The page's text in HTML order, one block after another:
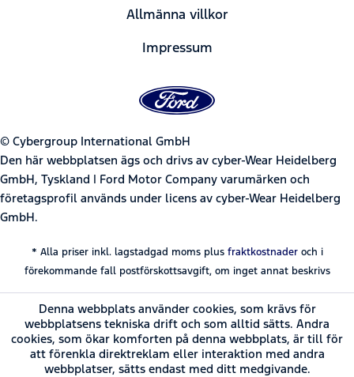
Allmänna villkor
Impressum
© Cybergroup International GmbH
Den här webbplatsen ägs och drivs av cyber-Wear Heidelberg
GmbH, Tyskland | Ford Motor Company varumärken och
företagsprofil används under licens av cyber-Wear Heidelberg
GmbH.
* Alla priser inkl. lagstadgad moms plus fraktkostnaderoch i
förekommande fall postförskottsavgift, om inget annat beskrivs
Denna webbplats använder cookies, som krävs för
webbplatsens tekniska drift och som alltid sätts. Andra
cookies, som ökar komforten på denna webbplats, är till för
att förenkla direktreklam eller interaktion med andra
webbplatser, sätts endast med ditt medgivande.